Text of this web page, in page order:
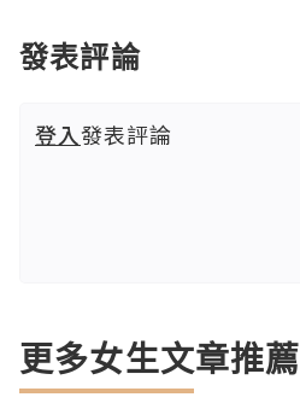
發表評論
登入發表評論
更多女生文章推薦